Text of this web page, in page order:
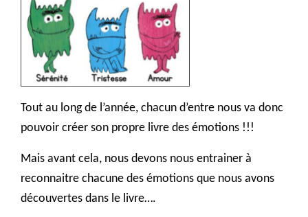
Tout au long de l’année, chacun d’entre nous va donc
pouvoir créer son propre livre des émotions !!!
Mais avant cela, nous devons nous entrainer à
reconnaitre chacune des émotions que nous avons
découvertes dans le livre….